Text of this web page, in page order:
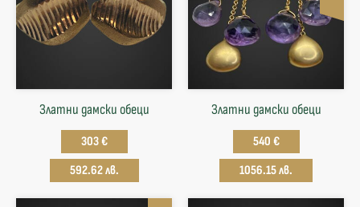
Златни дамски обеци
303 €
592.62 лв.
Златни дамски обеци
540 €
1056.15 лв.